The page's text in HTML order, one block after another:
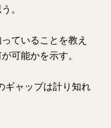
。
ていることを教え
可能かを示す。
ギャップは計り知れ